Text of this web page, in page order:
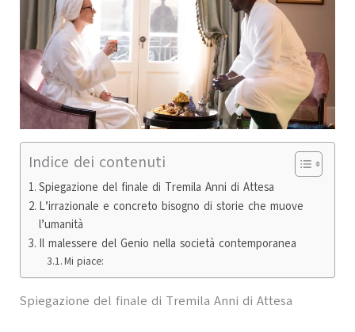
Indice dei contenuti
Spiegazione del finale di Tremila Anni di Attesa
L’irrazionale e concreto bisogno di storie che muove
l’umanità
Il malessere del Genio nella società contemporanea
Mi piace:
Spiegazione del finale di Tremila Anni di Attesa